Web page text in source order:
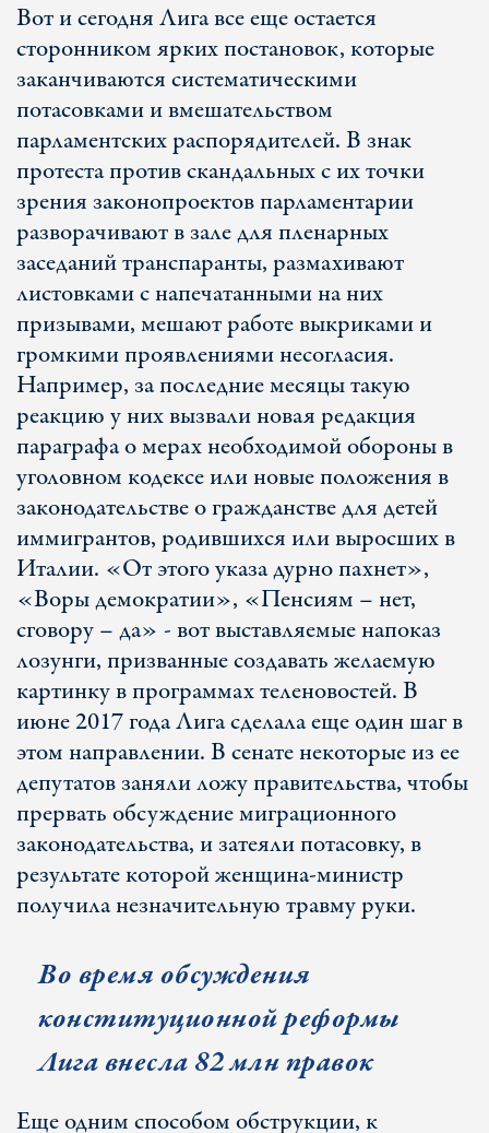
Вот и сегодня Лига все еще остается
сторонником ярких постановок, которые
заканчиваются систематическими
потасовками и вмешательством
парламентских распорядителей. В знак
протеста против скандальных с их точки
зрения законопроектов парламентарии
разворачивают в зале для пленарных
заседаний транспаранты, размахивают
листовками с напечатанными на них
призывами, мешают работе выкриками и
громкими проявлениями несогласия.
Например, за последние месяцы такую
реакцию у них вызвали новая редакция
параграфа о мерах необходимой обороны в
уголовном кодексе или новые положения в
законодательстве о гражданстве для детей
иммигрантов, родившихся или выросших в
Италии. «От этого указа дурно пахнет»,
«Воры демократии», «Пенсиям – нет,
сговору – да» - вот выставляемые напоказ
лозунги, призванные создавать желаемую
картинку в программах теленовостей. В
июне 2017 года Лига сделала еще один шаг в
этом направлении. В сенате некоторые из ее
депутатов заняли ложу правительства, чтобы
прервать обсуждение миграционного
законодательства, и затеяли потасовку, в
результате которой женщина-министр
получила незначительную травму руки.
Во время обсуждения
конституционной реформы
Лига внесла 82 млн правок
Еще одним способом обструкции, к